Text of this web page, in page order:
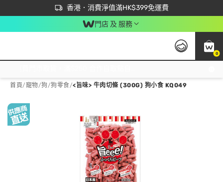
香港．消費淨值滿HK$399免運費
立即成為易賞錢會員盡享獨家優惠
首次APP下單買滿$450 輸入 NEWAPP 即減$50
門店 及 服務
0
首頁/寵物/狗/狗零食/<旨味> 牛肉切條 (300G) 狗小食 KQ049